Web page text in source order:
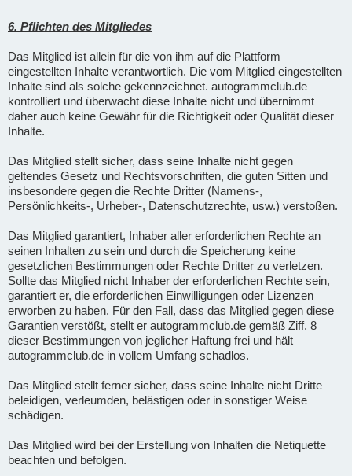
6. Pflichten des Mitgliedes
Das Mitglied ist allein für die von ihm auf die Plattform
eingestellten Inhalte verantwortlich. Die vom Mitglied eingestellten
Inhalte sind als solche gekennzeichnet. autogrammclub.de
kontrolliert und überwacht diese Inhalte nicht und übernimmt
daher auch keine Gewähr für die Richtigkeit oder Qualität dieser
Inhalte.
Das Mitglied stellt sicher, dass seine Inhalte nicht gegen
geltendes Gesetz und Rechtsvorschriften, die guten Sitten und
insbesondere gegen die Rechte Dritter (Namens-,
Persönlichkeits-, Urheber-, Datenschutzrechte, usw.) verstoßen.
Das Mitglied garantiert, Inhaber aller erforderlichen Rechte an
seinen Inhalten zu sein und durch die Speicherung keine
gesetzlichen Bestimmungen oder Rechte Dritter zu verletzen.
Sollte das Mitglied nicht Inhaber der erforderlichen Rechte sein,
garantiert er, die erforderlichen Einwilligungen oder Lizenzen
erworben zu haben. Für den Fall, dass das Mitglied gegen diese
Garantien verstößt, stellt er autogrammclub.de gemäß Ziff. 8
dieser Bestimmungen von jeglicher Haftung frei und hält
autogrammclub.de in vollem Umfang schadlos.
Das Mitglied stellt ferner sicher, dass seine Inhalte nicht Dritte
beleidigen, verleumden, belästigen oder in sonstiger Weise
schädigen.
Das Mitglied wird bei der Erstellung von Inhalten die Netiquette
beachten und befolgen.